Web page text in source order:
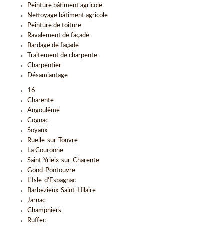
Peinture bâtiment agricole
Nettoyage bâtiment agricole
Peinture de toiture
Ravalement de façade
Bardage de façade
Traitement de charpente
Charpentier
Désamiantage
16
Charente
Angoulême
Cognac
Soyaux
Ruelle-sur-Touvre
La Couronne
Saint-Yrieix-sur-Charente
Gond-Pontouvre
L'Isle-d'Espagnac
Barbezieux-Saint-Hilaire
Jarnac
Champniers
Ruffec